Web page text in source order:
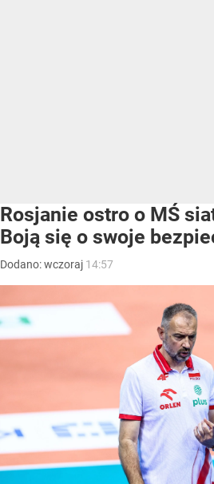
Rosjanie ostro o MŚ
Boją się o swoje
Dodano:wczoraj 14:57